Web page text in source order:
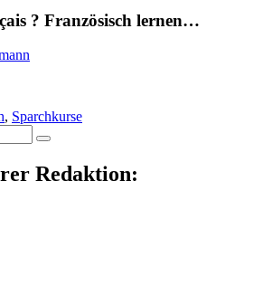
? Französisch lernen…
, Sparchkurse
Redaktion: